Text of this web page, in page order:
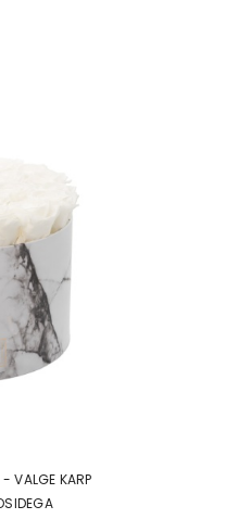
- VALGE KARP